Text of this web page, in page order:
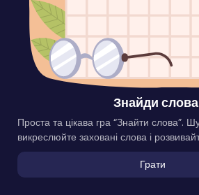
Знайди слова
Проста та цікава гра “Знайти слова”.
викреслюйте заховані слова і
Грати